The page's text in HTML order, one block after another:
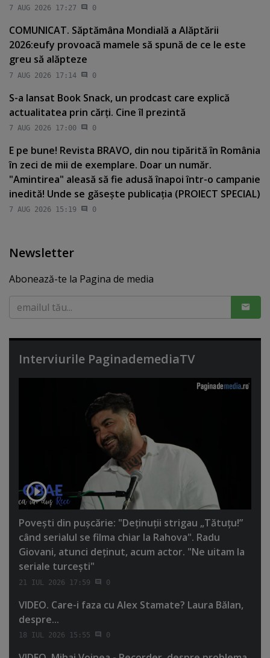
7 AUG 2026 17:27 0
COMUNICAT. Săptămâna Mondială a Alăptării
2026:eufy provoacă mamele să spună de ce le este
greu să alăpteze
7 AUG 2026 17:14 0
S-a lansat Book Snack, un prodcast care explică
actualitatea prin cărţi. Cine îl prezintă
7 AUG 2026 17:00 0
E pe bune! Revista BRAVO, din nou tipărită în România
în zeci de mii de exemplare. Doar un număr.
"Amintirea" aleasă să fie adusă înapoi într-o campanie
inedită! Unde se găseşte publicaţia (PROIECT SPECIAL)
7 AUG 2026 15:19 0
Newsletter
Abonează-te la Pagina de media
Interviurile PaginademediaTV
Poveşti din puşcărie: "Deţinuţii strigau „Tătuţu!”
când serialul se filma chiar la Rahova". Radu
Giovani, atunci deţinut, acum actor. "Ne uitam la
seriale turceşti"
21 IUL 2026 17:59 0
VIDEO. Care-i faza cu Alex Stamate? Laura Bălan,
despre...
18 IUL 2026 15:55 0